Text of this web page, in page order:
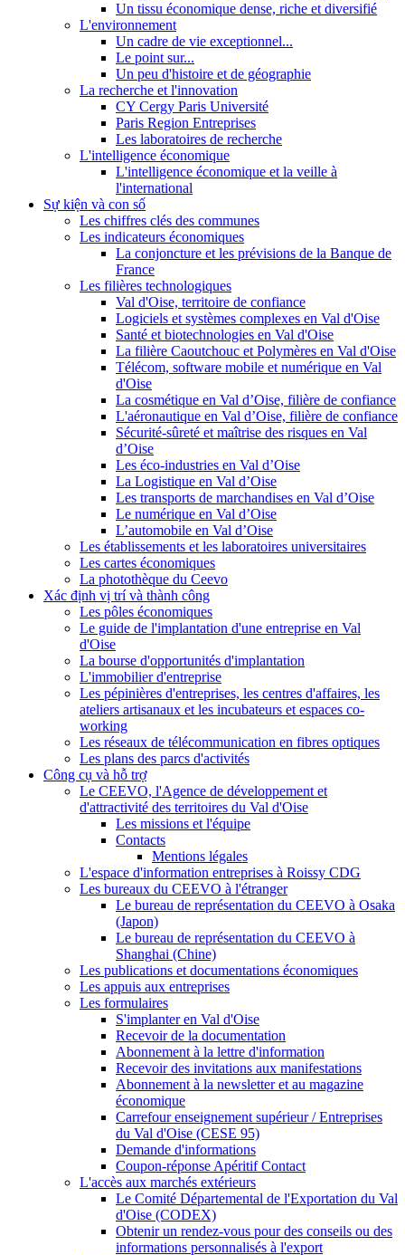
Un tissu économique dense, riche et diversifié
L'environnement
Un cadre de vie exceptionnel...
Le point sur...
Un peu d'histoire et de géographie
La recherche et l'innovation
CY Cergy Paris Université
Paris Region Entreprises
Les laboratoires de recherche
L'intelligence économique
L'intelligence économique et la veille à
l'international
Sự kiện và con số
Les chiffres clés des communes
Les indicateurs économiques
La conjoncture et les prévisions de la Banque de
France
Les filières technologiques
Val d'Oise, territoire de confiance
Logiciels et systèmes complexes en Val d'Oise
Santé et biotechnologies en Val d'Oise
La filière Caoutchouc et Polymères en Val d'Oise
Télécom, software mobile et numérique en Val
d'Oise
La cosmétique en Val d’Oise, filière de confiance
L'aéronautique en Val d’Oise, filière de confiance
Sécurité-sûreté et maîtrise des risques en Val
d’Oise
Les éco-industries en Val d’Oise
La Logistique en Val d’Oise
Les transports de marchandises en Val d’Oise
Le numérique en Val d’Oise
L’automobile en Val d’Oise
Les établissements et les laboratoires universitaires
Les cartes économiques
La photothèque du Ceevo
Xác định vị trí và thành công
Les pôles économiques
Le guide de l'implantation d'une entreprise en Val
d'Oise
La bourse d'opportunités d'implantation
L'immobilier d'entreprise
Les pépinières d'entreprises, les centres d'affaires, les
ateliers artisanaux et les incubateurs et espaces co-
working
Les réseaux de télécommunication en fibres optiques
Les plans des parcs d'activités
Công cụ và hỗ trợ
Le CEEVO, l'Agence de développement et
d'attractivité des territoires du Val d'Oise
Les missions et l'équipe
Contacts
Mentions légales
L'espace d'information entreprises à Roissy CDG
Les bureaux du CEEVO à l'étranger
Le bureau de représentation du CEEVO à Osaka
(Japon)
Le bureau de représentation du CEEVO à
Shanghai (Chine)
Les publications et documentations économiques
Les appuis aux entreprises
Les formulaires
S'implanter en Val d'Oise
Recevoir de la documentation
Abonnement à la lettre d'information
Recevoir des invitations aux manifestations
Abonnement à la newsletter et au magazine
économique
Carrefour enseignement supérieur / Entreprises
du Val d'Oise (CESE 95)
Demande d'informations
Coupon-réponse Apéritif Contact
L'accès aux marchés extérieurs
Le Comité Départemental de l'Exportation du Val
d'Oise (CODEX)
Obtenir un rendez-vous pour des conseils ou des
informations personnalisés à l'export